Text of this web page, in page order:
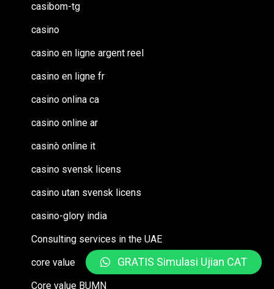
casibom-tg
casino
casino en ligne argent reel
casino en ligne fr
casino onlina ca
casino online ar
casinò online it
casino svensk licens
casino utan svensk licens
casino-glory india
Consulting services in the UAE
core value
Core value BUMN
GRATIS Simulasi Ujian CAT